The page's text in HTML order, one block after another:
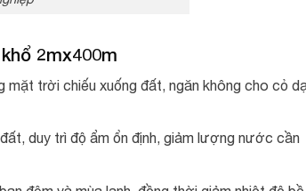
2mx400m
mặt trời chiếu xuống đất, ngăn không cho cỏ
duy trì độ ẩm ổn định, giảm lượng nước cần